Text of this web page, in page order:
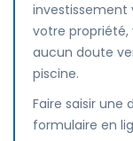
investissement
votre propriété,
aucun doute
piscine.
Faire saisir une
formulaire en